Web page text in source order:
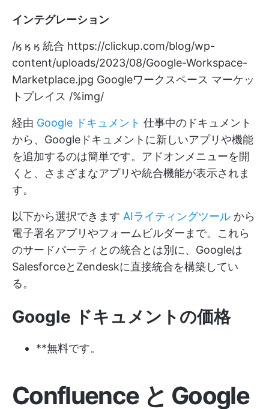
インテグレーション
/ӄ ӄ ӄ 統合 https://clickup.com/blog/wp-
content/uploads/2023/08/Google-Workspace-
Marketplace.jpg Googleワークスペース マーケッ
トプレイス /%img/
経由 Google ドキュメント 仕事中のドキュメント
から、Googleドキュメントに新しいアプリや機能
を追加するのは簡単です。アドオンメニューを開
くと、さまざまなアプリや統合機能が表示されま
す。
以下から選択できます AIライティングツール から
電子署名アプリやフォームビルダーまで。これら
のサードパーティとの統合とは別に、Googleは
SalesforceとZendeskに直接統合を構築してい
る。
Google ドキュメントの価格
**無料です。
Confluence と Google